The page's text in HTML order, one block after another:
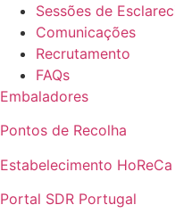
Sessões de
Comunicações
Recrutamento
FAQs
Embaladores
Pontos de Recolha
Estabelecimento HoReCa
Portal SDR Portugal